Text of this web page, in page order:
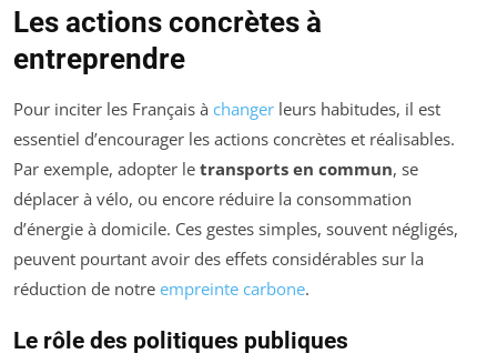
Les actions concrètes à
entreprendre
Pour inciter les Français à changer leurs habitudes, il est
essentiel d’encourager les actions concrètes et réalisables.
Par exemple, adopter le transports en commun, se
déplacer à vélo, ou encore réduire la consommation
d’énergie à domicile. Ces gestes simples, souvent négligés,
peuvent pourtant avoir des effets considérables sur la
réduction de notre empreinte carbone.
Le rôle des politiques publiques